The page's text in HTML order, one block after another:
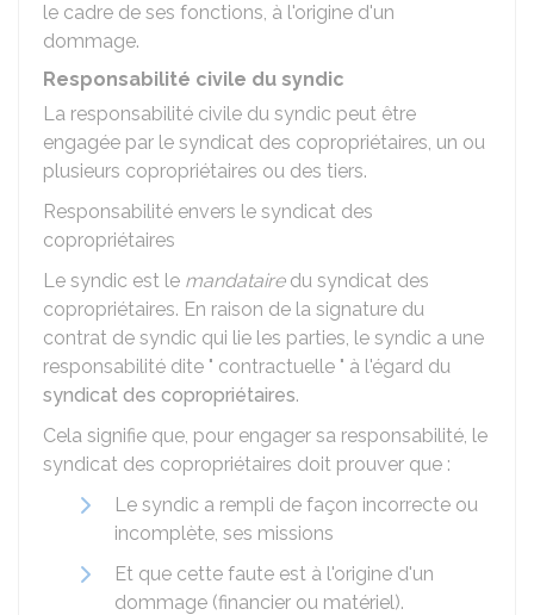
le cadre de ses fonctions, à l'origine d'un
dommage.
Responsabilité civile du syndic
La responsabilité civile du syndic peut être
engagée par le syndicat des copropriétaires, un ou
plusieurs copropriétaires ou des tiers.
Responsabilité envers le syndicat des
copropriétaires
Le syndic est le mandatairedu syndicat des
copropriétaires. En raison de la signature du
contrat de syndic qui lie les parties, le syndic a une
responsabilité dite " contractuelle " à l'égard du
syndicat des copropriétaires.
Cela signifie que, pour engager sa responsabilité, le
syndicat des copropriétaires doit prouver que :
Le syndic a rempli de façon incorrecte ou
incomplète, ses missions
Et que cette faute est à l'origine d'un
dommage (financier ou matériel).